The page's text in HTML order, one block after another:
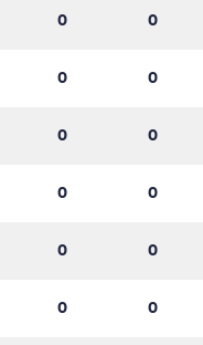
0 0
0 0
0 0
0 0
0 0
0 0